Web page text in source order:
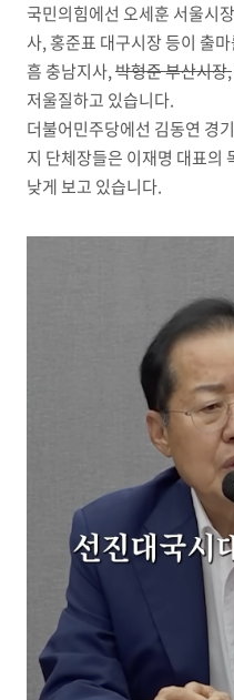
국민의힘에선 오세훈 서울시
사, 홍준표 대구시장 등이 출
흠 충남지사,박형준 부산시장,
저울질하고 있습니다.
더불어민주당에선 김동연 경
지 단체장들은 이재명 대표의
낮게 보고 있습니다.